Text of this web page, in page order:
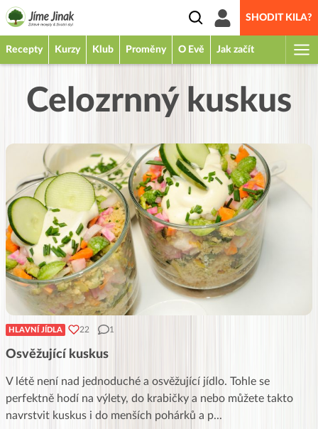
SHODIT KILA?
Recepty Kurzy Klub Proměny O Evě Jak začít
Celozrnný kuskus
HLAVNÍ JÍDLA 22 1
Osvěžující kuskus
V létě není nad jednoduché a osvěžující jídlo. Tohle se
perfektně hodí na výlety, do krabičky a nebo můžete takto
navrstvit kuskus i do menších pohárků a p...